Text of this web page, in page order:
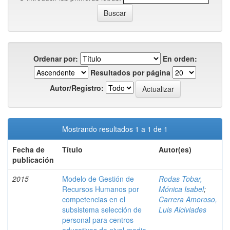
Ordenar por:
En orden:
Resultados por página
Autor/Registro:
Mostrando resultados 1 a 1 de 1
Fecha de
publicación
Título Autor(es)
2015
Modelo de Gestión de
Recursos Humanos por
competencias en el
subsistema selección de
personal para centros
Rodas Tobar,
Mónica Isabel;
Carrera Amoroso,
Luis Alciviades